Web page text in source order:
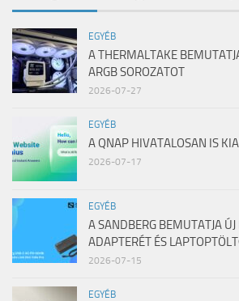
EGYÉB
A THERMALTAKE
ARGB SOROZATOT
2026-07-27
EGYÉB
A QNAP HIVATALOSAN IS
2026-07-17
EGYÉB
A SANDBERG BEMUTATJA
ADAPTERÉT ÉS
2026-07-15
EGYÉB